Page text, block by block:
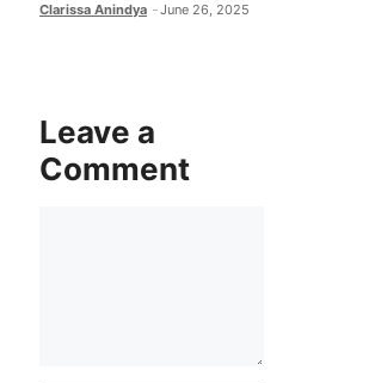
Clarissa Anindya June 26, 2025
Leave a
Comment